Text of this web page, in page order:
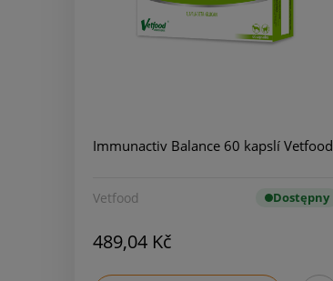
Immunactiv Balance 60 kapslí Vetfood
Vetfood Dostępny
489,04 Kč